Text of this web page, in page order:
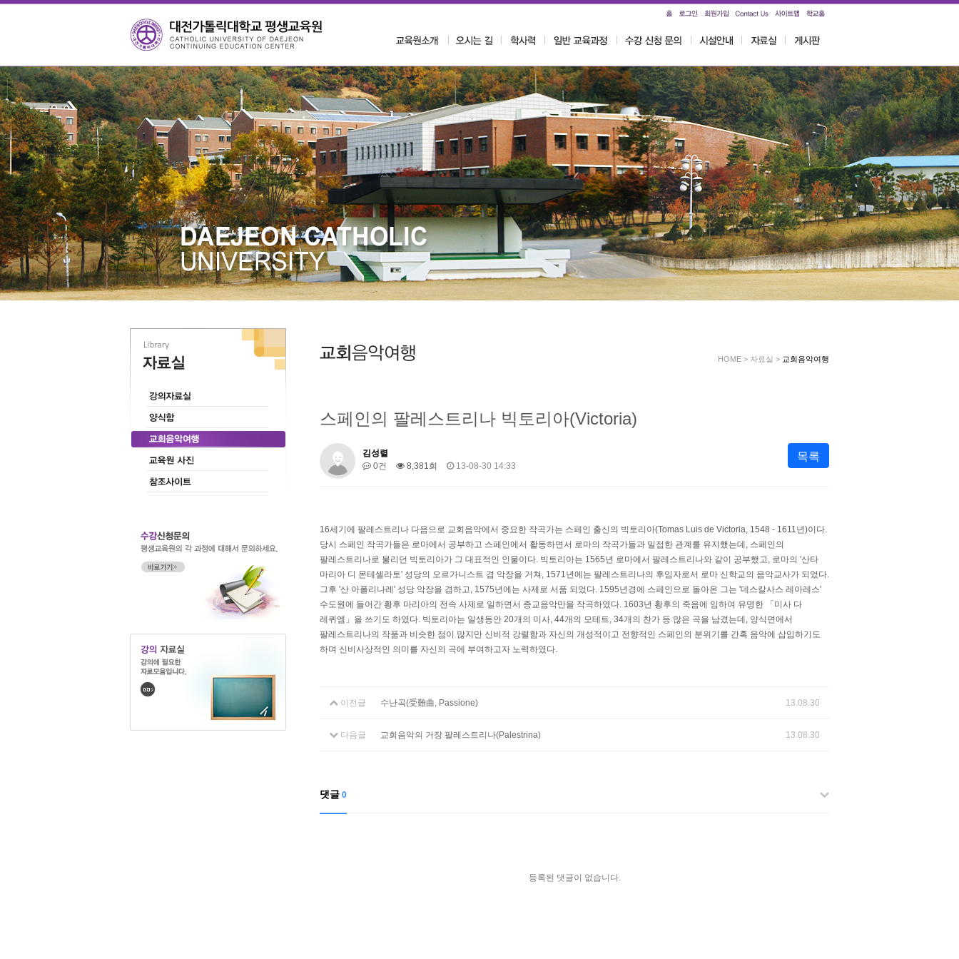
HOME > 자료실 > 교회음악여행
스페인의 팔레스트리나 빅토리아(Victoria)
김성렬
0건
8,381회 13-08-30 14:33
목록
16세기에 팔레스트리나 다음으로 교회음악에서 중요한 작곡가는 스페인 출신의 빅토리아(Tomas Luis de Victoria, 1548 - 1611년)이다.
당시 스페인 작곡가들은 로마에서 공부하고 스페인에서 활동하면서 로마의 작곡가들과 밀접한 관계를 유지했는데, 스페인의
팔레스트리나로 불리던 빅토리아가 그 대표적인 인물이다. 빅토리아는 1565년 로마에서 팔레스트리나와 같이 공부했고, 로마의 '산타
마리아 디 몬테셀라토' 성당의 오르가니스트 겸 악장을 거쳐, 1571년에는 팔레스트리나의 후임자로서 로마 신학교의 음악교사가 되었다.
그후 '산 아폴리나레' 성당 악장을 겸하고, 1575년에는 사제로 서품 되었다. 1595년경에 스페인으로 돌아온 그는 '데스칼사스 레아레스'
수도원에 들어간 황후 마리아의 전속 사제로 일하면서 종교음악만을 작곡하였다. 1603년 황후의 죽음에 임하여 유명한 「미사 다
레퀴엠」을 쓰기도 하였다. 빅토리아는 일생동안 20개의 미사, 44개의 모테트, 34개의 찬가 등 많은 곡을 남겼는데, 양식면에서
팔레스트리나의 작품과 비슷한 점이 많지만 신비적 강렬함과 자신의 개성적이고 전향적인 스페인의 분위기를 간혹 음악에 삽입하기도
하며 신비사상적인 의미를 자신의 곡에 부여하고자 노력하였다.
이전글 수난곡(受難曲, Passione) 13.08.30
다음글 교회음악의 거장 팔레스트리나(Palestrina) 13.08.30
댓글 0
등록된 댓글이 없습니다.